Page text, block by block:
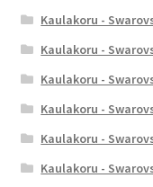
Kaulakoru -
Kaulakoru -
Kaulakoru -
Kaulakoru -
Kaulakoru -
Kaulakoru -